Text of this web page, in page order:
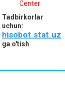
Center
Tadbirkorlar
uchun:
hisobot.stat.uz
ga o'tish